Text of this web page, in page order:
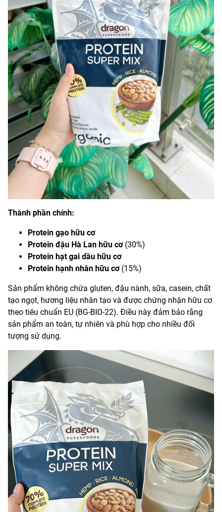
Thành phần chính:
Protein gạo hữu cơ
Protein đậu Hà Lan hữu cơ(30%)
Protein hạt gai dầu hữu cơ
Protein hạnh nhân hữu cơ(15%)
Sản phẩm không chứa gluten, đậu nành, sữa, casein, chất
tạo ngọt, hương liệu nhân tạo và được chứng nhận hữu cơ
theo tiêu chuẩn EU (BG-BIO-22). Điều này đảm bảo rằng
sản phẩm an toàn, tự nhiên và phù hợp cho nhiều đối
tượng sử dụng.